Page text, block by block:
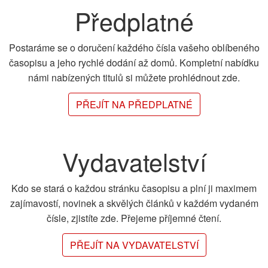
Předplatné
Postaráme se o doručení každého čísla vašeho oblíbeného
časopisu a jeho rychlé dodání až domů. Kompletní nabídku
námi nabízených titulů si můžete prohlédnout zde.
PŘEJÍT NA PŘEDPLATNÉ
Vydavatelství
Kdo se stará o každou stránku časopisu a plní ji maximem
zajímavostí, novinek a skvělých článků v každém vydaném
čísle, zjistíte zde. Přejeme příjemné čtení.
PŘEJÍT NA VYDAVATELSTVÍ